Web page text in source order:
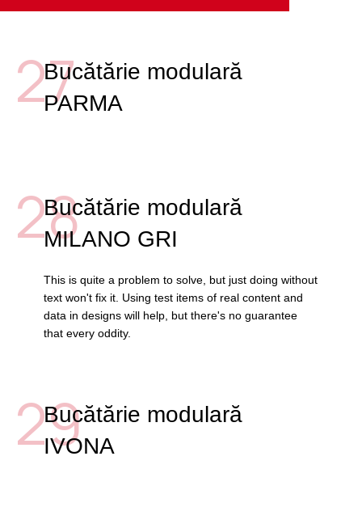
27
Bucătărie modulară
PARMA
28
Bucătărie modulară
MILANO GRI
This is quite a problem to solve, but just doing without
text won't fix it. Using test items of real content and
data in designs will help, but there's no guarantee
that every oddity.
29
Bucătărie modulară
IVONA